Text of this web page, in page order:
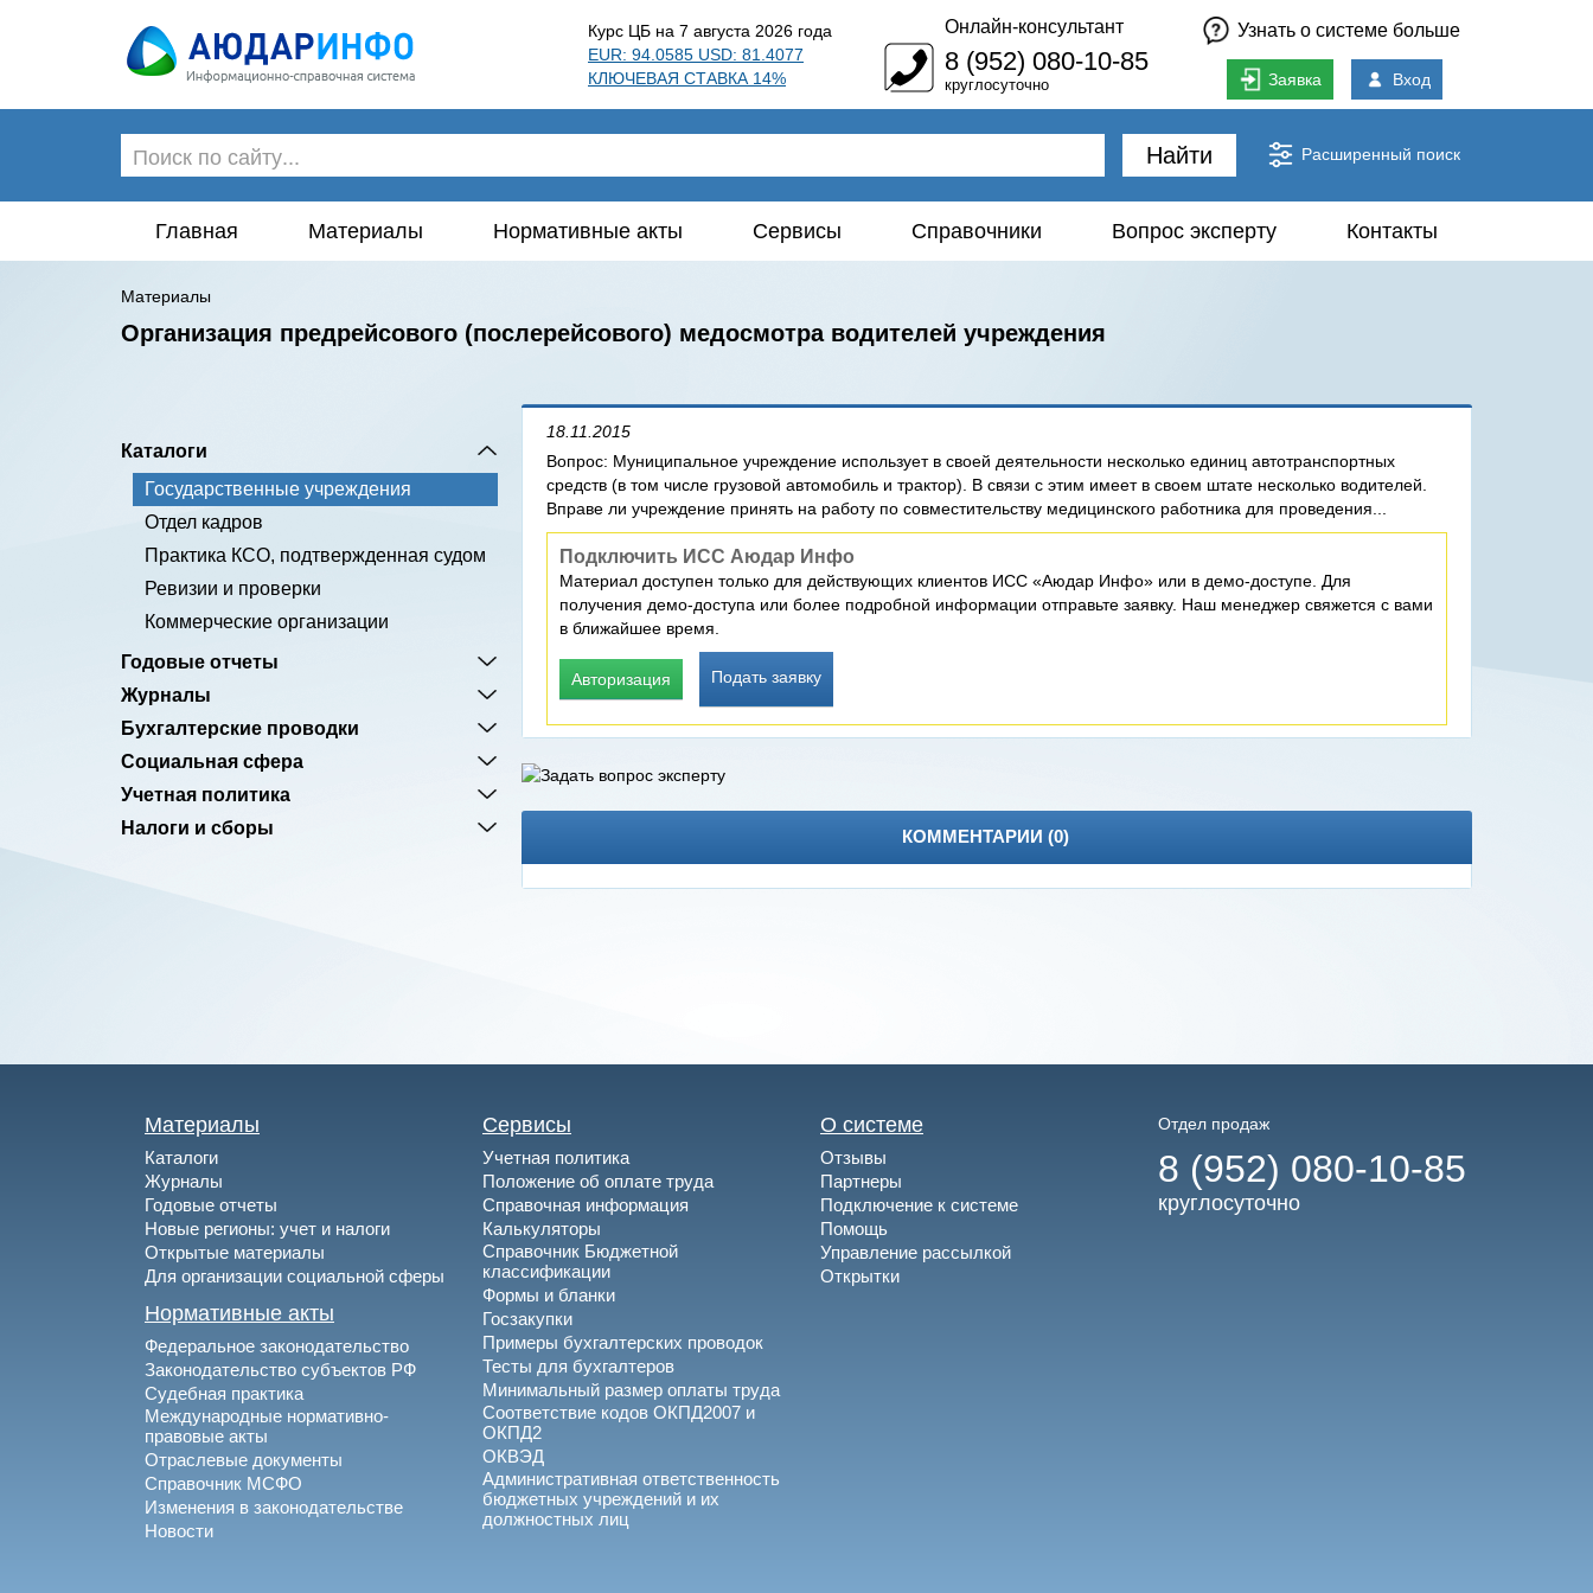
Курс ЦБ на 7 августа 2026 года
EUR: 94.0585 USD: 81.4077
КЛЮЧЕВАЯ СТАВКА 14%
Онлайн-консультант
8 (952) 080-10-85
круглосуточно
Узнать о системе больше
Заявка Вход
Найти Расширенный поиск
Главная Материалы Нормативные акты Сервисы Справочники Вопрос эксперту Контакты
Материалы
Организация предрейсового (послерейсового) медосмотра водителей учреждения
Каталоги
Государственные учреждения
Отдел кадров
Практика КСО, подтвержденная судом
Ревизии и проверки
Коммерческие организации
Годовые отчеты
Журналы
Бухгалтерские проводки
Социальная сфера
Учетная политика
Налоги и сборы
18.11.2015
Вопрос: Муниципальное учреждение использует в своей деятельности несколько единиц автотранспортных
средств (в том числе грузовой автомобиль и трактор). В связи с этим имеет в своем штате несколько водителей.
Вправе ли учреждение принять на работу по совместительству медицинского работника для проведения...
Подключить ИСС Аюдар Инфо
Материал доступен только для действующих клиентов ИСС «Аюдар Инфо» или в демо-доступе. Для
получения демо-доступа или более подробной информации отправьте заявку. Наш менеджер свяжется с вами
в ближайшее время.
Авторизация Подать заявку
КОММЕНТАРИИ (0)
Материалы
Каталоги
Журналы
Годовые отчеты
Новые регионы: учет и налоги
Открытые материалы
Для организации социальной сферы
Нормативные акты
Федеральное законодательство
Законодательство субъектов РФ
Судебная практика
Международные нормативно-
правовые акты
Отраслевые документы
Справочник МСФО
Изменения в законодательстве
Новости
Сервисы
Учетная политика
Положение об оплате труда
Справочная информация
Калькуляторы
Справочник Бюджетной
классификации
Формы и бланки
Госзакупки
Примеры бухгалтерских проводок
Тесты для бухгалтеров
Минимальный размер оплаты труда
Соответствие кодов ОКПД2007 и
ОКПД2
ОКВЭД
Административная ответственность
бюджетных учреждений и их
должностных лиц
О системе
Отзывы
Партнеры
Подключение к системе
Помощь
Управление рассылкой
Открытки
Отдел продаж
8 (952) 080-10-85
круглосуточно